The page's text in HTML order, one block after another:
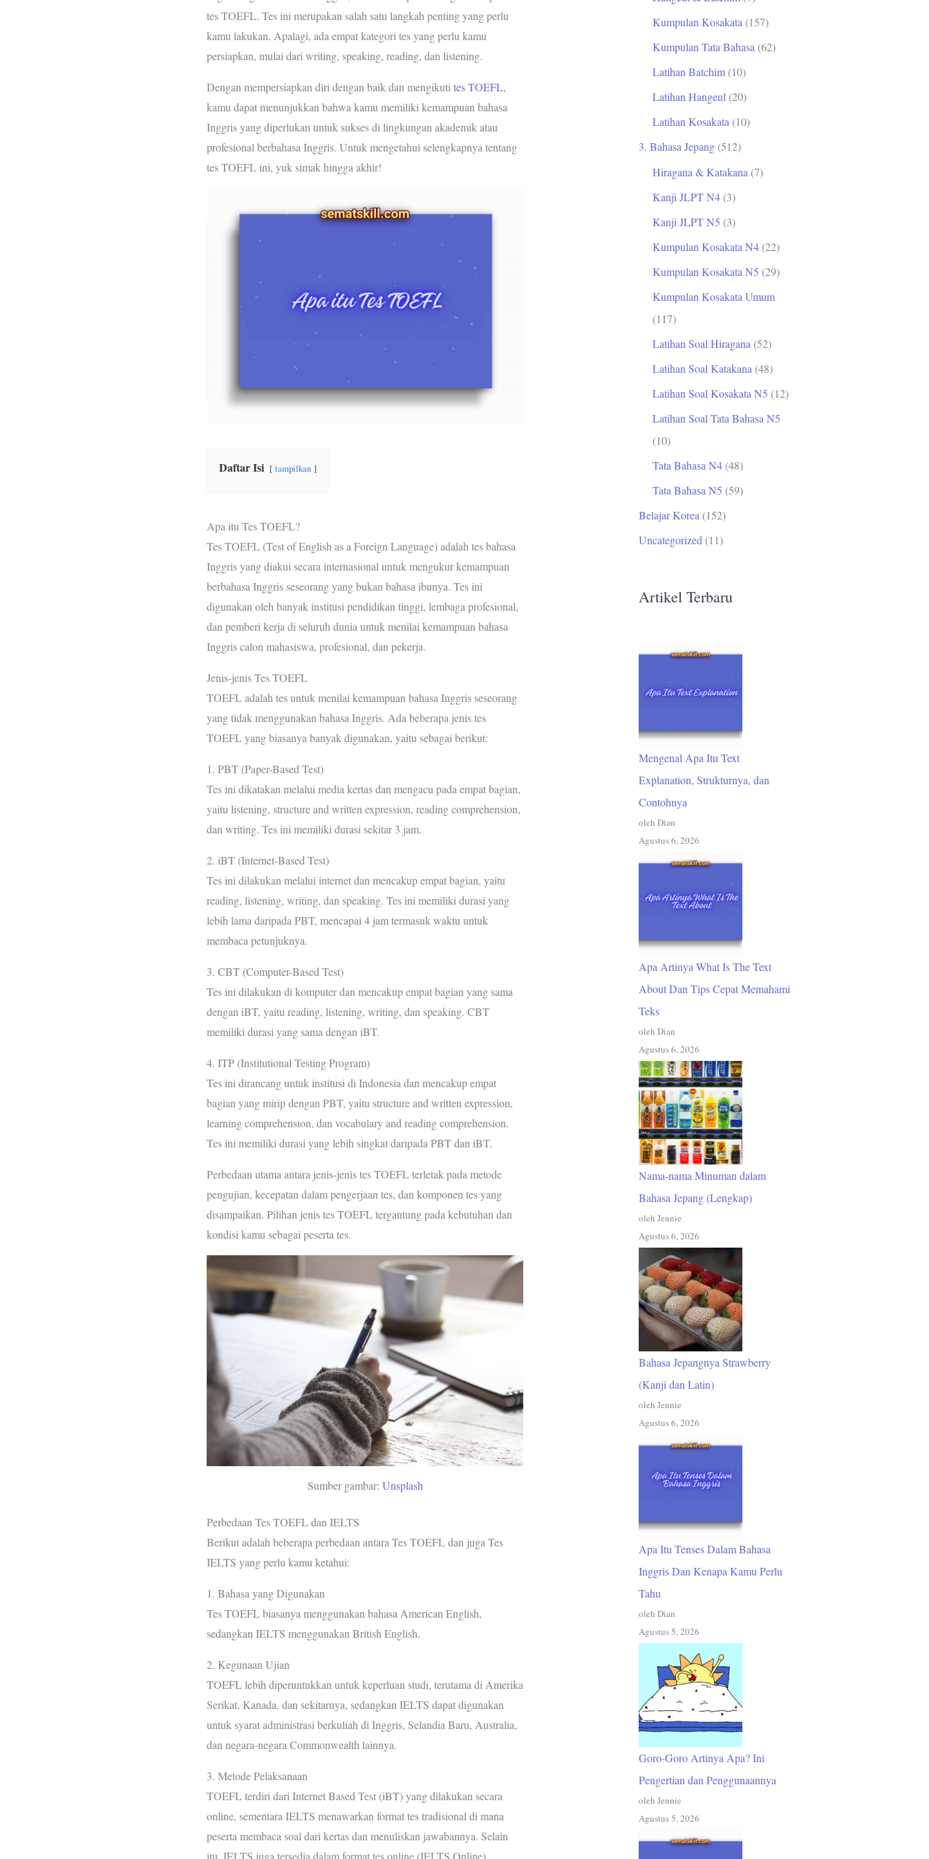
o
o
k
t
e
r
A
p
p
r
e
s
r
a
m
tes TOEFL. Tes ini merupakan salah satu langkah penting yang perlu
kamu lakukan. Apalagi, ada empat kategori tes yang perlu kamu
persiapkan, mulai dari writing, speaking, reading, dan listening.
Dengan mempersiapkan diri dengan baik dan mengikuti tes TOEFL,
kamu dapat menunjukkan bahwa kamu memiliki kemampuan bahasa
Inggris yang diperlukan untuk sukses di lingkungan akademik atau
profesional berbahasa Inggris. Untuk mengetahui selengkapnya tentang
tes TOEFL ini, yuk simak hingga akhir!
Daftar Isi tampilkan
Apa itu Tes TOEFL?
Tes TOEFL (Test of English as a Foreign Language) adalah tes bahasa
Inggris yang diakui secara internasional untuk mengukur kemampuan
berbahasa Inggris seseorang yang bukan bahasa ibunya. Tes ini
digunakan oleh banyak institusi pendidikan tinggi, lembaga profesional,
dan pemberi kerja di seluruh dunia untuk menilai kemampuan bahasa
Inggris calon mahasiswa, profesional, dan pekerja.
Jenis-jenis Tes TOEFL
TOEFL adalah tes untuk menilai kemampuan bahasa Inggris seseorang
yang tidak menggunakan bahasa Inggris. Ada beberapa jenis tes
TOEFL yang biasanya banyak digunakan, yaitu sebagai berikut:
1. PBT (Paper-Based Test)
Tes ini dikatakan melalui media kertas dan mengacu pada empat bagian,
yaitu listening, structure and written expression, reading comprehension,
dan writing. Tes ini memiliki durasi sekitar 3 jam.
2. iBT (Internet-Based Test)
Tes ini dilakukan melalui internet dan mencakup empat bagian, yaitu
reading, listening, writing, dan speaking. Tes ini memiliki durasi yang
lebih lama daripada PBT, mencapai 4 jam termasuk waktu untuk
membaca petunjuknya.
3. CBT (Computer-Based Test)
Tes ini dilakukan di komputer dan mencakup empat bagian yang sama
dengan iBT, yaitu reading, listening, writing, dan speaking. CBT
memiliki durasi yang sama dengan iBT.
4. ITP (Institutional Testing Program)
Tes ini dirancang untuk institusi di Indonesia dan mencakup empat
bagian yang mirip dengan PBT, yaitu structure and written expression,
learning comprehension, dan vocabulary and reading comprehension.
Tes ini memiliki durasi yang lebih singkat daripada PBT dan iBT.
Perbedaan utama antara jenis-jenis tes TOEFL terletak pada metode
pengujian, kecepatan dalam pengerjaan tes, dan komponen tes yang
disampaikan. Pilihan jenis tes TOEFL tergantung pada kebutuhan dan
kondisi kamu sebagai peserta tes.
Sumber gambar: Unsplash
Perbedaan Tes TOEFL dan IELTS
Berikut adalah beberapa perbedaan antara Tes TOEFL dan juga Tes
IELTS yang perlu kamu ketahui:
1. Bahasa yang Digunakan
Tes TOEFL biasanya menggunakan bahasa American English,
sedangkan IELTS menggunakan British English.
2. Kegunaan Ujian
TOEFL lebih diperuntukkan untuk keperluan studi, terutama di Amerika
Serikat, Kanada, dan sekitarnya, sedangkan IELTS dapat digunakan
untuk syarat administrasi berkuliah di Inggris, Selandia Baru, Australia,
dan negara-negara Commonwealth lainnya.
3. Metode Pelaksanaan
TOEFL terdiri dari Internet Based Test (iBT) yang dilakukan secara
online, sementara IELTS menawarkan format tes tradisional di mana
peserta membaca soal dari kertas dan menuliskan jawabannya. Selain
itu, IELTS juga tersedia dalam format tes online (IELTS Online).
Kumpulan Kosakata (157)
Kumpulan Tata Bahasa (62)
Latihan Batchim (10)
Latihan Hangeul (20)
Latihan Kosakata (10)
3. Bahasa Jepang (512)
Hiragana & Katakana (7)
Kanji JLPT N4 (3)
Kanji JLPT N5 (3)
Kumpulan Kosakata N4 (22)
Kumpulan Kosakata N5 (29)
Kumpulan Kosakata Umum
(117)
Latihan Soal Hiragana (52)
Latihan Soal Katakana (48)
Latihan Soal Kosakata N5 (12)
Latihan Soal Tata Bahasa N5
(10)
Tata Bahasa N4 (48)
Tata Bahasa N5 (59)
Belajar Korea (152)
Uncategorized (11)
Artikel Terbaru
Mengenal Apa Itu Text
Explanation, Strukturnya, dan
Contohnya
oleh Dian
Agustus 6, 2026
Apa Artinya What Is The Text
About Dan Tips Cepat Memahami
Teks
oleh Dian
Agustus 6, 2026
Nama-nama Minuman dalam
Bahasa Jepang (Lengkap)
oleh Jennie
Agustus 6, 2026
Bahasa Jepangnya Strawberry
(Kanji dan Latin)
oleh Jennie
Agustus 6, 2026
Apa Itu Tenses Dalam Bahasa
Inggris Dan Kenapa Kamu Perlu
Tahu
oleh Dian
Agustus 5, 2026
Goro-Goro Artinya Apa? Ini
Pengertian dan Penggunaannya
oleh Jennie
Agustus 5, 2026